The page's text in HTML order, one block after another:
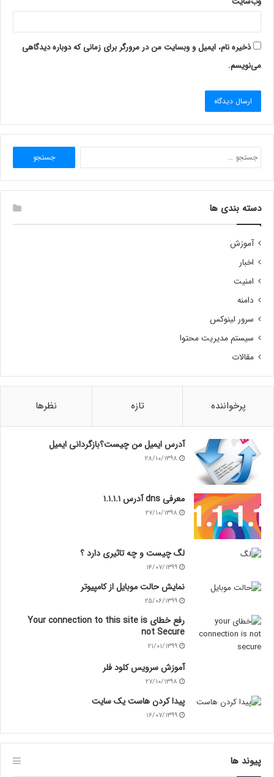
ذخیره نام، ایمیل و وبسایت من در مرورگر برای زمانی که دوباره دیدگاهی
می‌نویسم.
برای:
دسته بندی ها
آموزش
اخبار
امنیت
دامنه
سرور لینوکس
سیستم مدیریت محتوا
مقالات
پرخواننده تازه نظرها
آدرس ایمیل من چیست؟بازگردانی ایمیل
۲۸/۱۰/۱۳۹۸
معرفی dns آدرس ۱.۱.۱.۱
۲۷/۱۰/۱۳۹۸
لگ چیست و چه تاثیری دارد ؟
۱۴/۰۷/۱۳۹۹
نمایش حالت موبایل از کامپیوتر
۲۵/۰۶/۱۳۹۹
رفع خطای Your connection to this site is
not Secure
۲۱/۰۱/۱۳۹۹
آموزش سرویس کلود فلر
۲۷/۱۰/۱۳۹۸
پیدا کردن هاست یک سایت
۱۶/۰۷/۱۳۹۹
پیوند ها